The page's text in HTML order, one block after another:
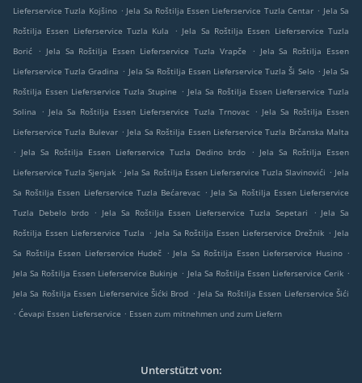
Lieferservice Tuzla Kojšino . Jela Sa Roštilja Essen Lieferservice Tuzla Centar . Jela Sa
Roštilja Essen Lieferservice Tuzla Kula
. Jela Sa Roštilja Essen Lieferservice Tuzla
Borić
. Jela Sa Roštilja Essen Lieferservice Tuzla Vrapče . Jela Sa Roštilja Essen
Lieferservice Tuzla Gradina . Jela Sa Roštilja Essen Lieferservice Tuzla Ši Selo . Jela Sa
Roštilja Essen Lieferservice Tuzla Stupine . Jela Sa Roštilja Essen Lieferservice Tuzla
Solina
. Jela Sa Roštilja Essen Lieferservice Tuzla Trnovac . Jela Sa Roštilja Essen
Lieferservice Tuzla Bulevar . Jela Sa Roštilja Essen Lieferservice Tuzla Brčanska Malta
. Jela Sa Roštilja Essen Lieferservice Tuzla Dedino brdo . Jela Sa Roštilja Essen
Lieferservice Tuzla Sjenjak . Jela Sa Roštilja Essen Lieferservice Tuzla Slavinovići . Jela
Sa Roštilja Essen Lieferservice Tuzla Bećarevac . Jela Sa Roštilja Essen Lieferservice
Tuzla Debelo brdo
. Jela Sa Roštilja Essen Lieferservice Tuzla Sepetari . Jela Sa
Roštilja Essen Lieferservice Tuzla . Jela Sa Roštilja Essen Lieferservice Drežnik . Jela
Sa Roštilja Essen Lieferservice Hudeč . Jela Sa Roštilja Essen Lieferservice Husino .
Jela Sa Roštilja Essen Lieferservice Bukinje . Jela Sa Roštilja Essen Lieferservice Cerik .
Jela Sa Roštilja Essen Lieferservice Šićki Brod . Jela Sa Roštilja Essen Lieferservice Šići
. Ćevapi Essen Lieferservice . Essen zum mitnehmen und zum Liefern
Unterstützt von: